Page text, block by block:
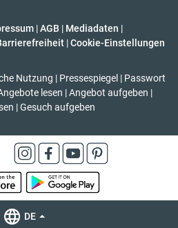
|AGB | Mediadaten |
| Cookie-Einstellungen
Nutzung | Pressespiegel | Passwort
lesen | Angebot aufgeben |
| Gesuch aufgeben
DE